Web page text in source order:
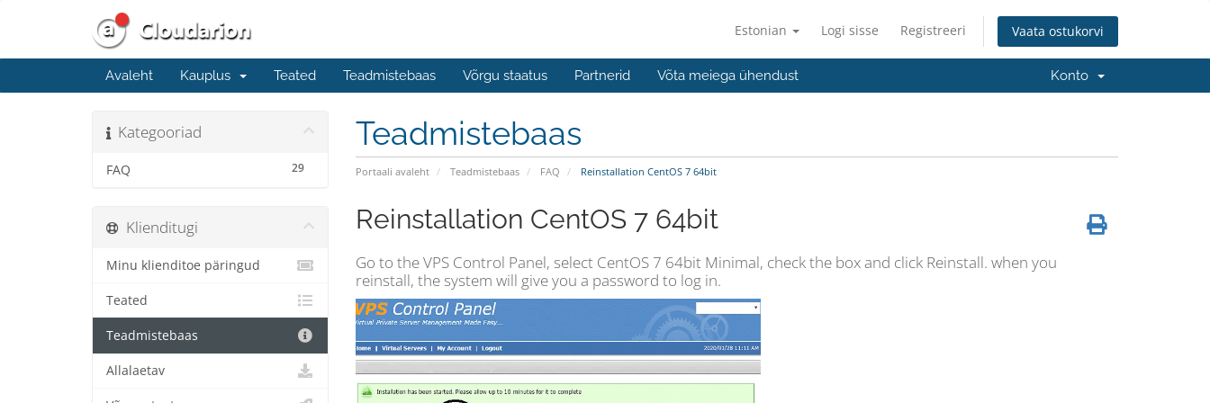
Estonian Logi sisse Registreeri Vaata ostukorvi
Avaleht Kauplus Teated Teadmistebaas Võrgu staatus Partnerid Võta meiega ühendust Konto
Teadmistebaas
Portaali avaleht Teadmistebaas FAQ Reinstallation CentOS 7 64bit
Kategooriad
29
FAQ
Reinstallation CentOS 7 64bit
Go to the VPS Control Panel, select CentOS 7 64bit Minimal, check the box and click Reinstall. when you
reinstall, the system will give you a password to log in.
Klienditugi
Minu klienditoe päringud
Teated
Teadmistebaas
Allalaetav